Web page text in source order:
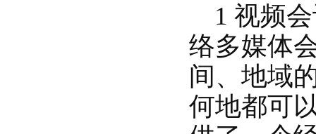
1 视频会
络多媒体
间、地域
何地都可